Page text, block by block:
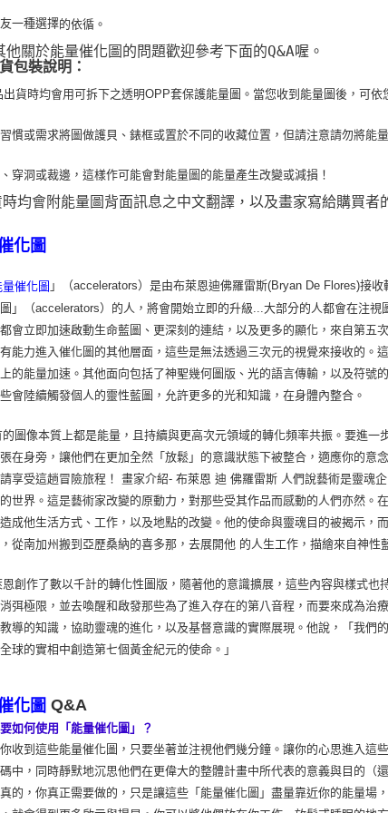
一種選擇的依循。
關於能量催化圖的問題歡迎參考下面的Q&A喔。
包裝說明：
貨時均會用可拆下之透明OPP套保護能量圖。當您收到能量圖後，可依
慣或需求將圖做護貝、錶框或置於不同的收藏位置，但請注意請勿將能量
穿洞或裁邊，這樣作可能會對能量圖的能量產生改變或減損！
均會附能量圖背面訊息之中文翻譯，以及畫家寫給購買者
化圖
量催化圖 」（accelerators）是由布萊恩迪佛羅雷斯(Bryan De Flores)接
」（accelerators）的人，將會開始立即的升級...大部分的人都會在注
會立即加速啟動生命藍圖、更深刻的連結，以及更多的顯化，來自第五
能力進入催化圖的其他層面，這些是無法透過三次元的視覺來接收的。
的能量加速。其他面向包括了神聖幾何圖版、光的語言傳輸，以及符號
會陸續觸發個人的靈性藍圖，允許更多的光和知識，在身體內整合。
像本質上都是能量，且持續與更高次元領域的轉化頻率共振。要進一
在身旁，讓他們在更加全然「放鬆」的意識狀態下被整合，適應你的意
享受這趟冒險旅程！ 畫家介紹- 布萊恩 迪 佛羅雷斯 人們說藝術是靈魂
世界。這是藝術家改變的原動力，對那些受其作品而感動的人們亦然。
成他生活方式、工作，以及地點的改變。他的使命與靈魂目的被揭示，
從南加州搬到亞歷桑納的喜多那，去展開他 的人生工作，描繪來自神性
作了數以千計的轉化性圖版，隨著他的意識擴展，這些內容與樣式也
弭極限，並去喚醒和啟發那些為了進入存在的第八音程，而要來成為治
導的知識，協助靈魂的進化，以及基督意識的實際展現。他說，「我們
球的實相中創造第七個黃金紀元的使命。」
化圖 Q&A
如何使用「能量催化圖」？
收到這些能量催化圖，只要坐著並注視他們幾分鐘。讓你的心思進入這
中，同時靜默地沉思他們在更偉大的整體計畫中所代表的意義與目的（
的，你真正需要做的，只是讓這些「能量催化圖」盡量靠近你的能量場